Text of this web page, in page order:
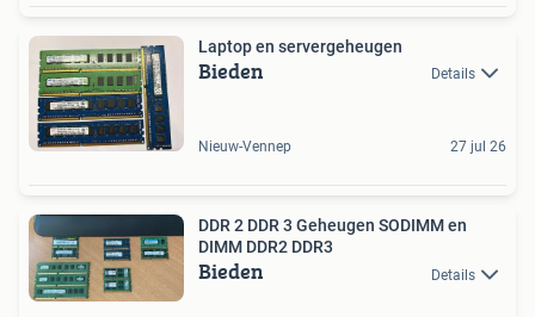
Laptop en servergeheugen
Bieden Details
Nieuw-Vennep 27 jul 26
DDR 2 DDR 3 Geheugen SODIMM en
DIMM DDR2 DDR3
Bieden Details